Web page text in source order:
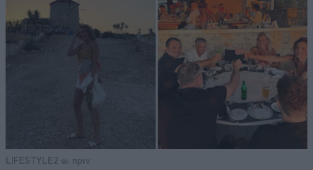
LIFESTYLE2 ω. πριν